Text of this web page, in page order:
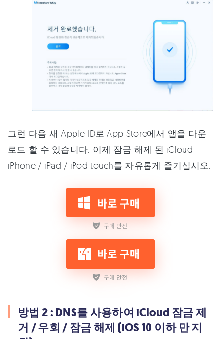
그런 다음 새 Apple ID로 App Store에서 앱을 다운
로드 할 수 있습니다. 이제 잠금 해제 된 iCloud
iPhone / iPad / iPod touch를 자유롭게 즐기십시오.
방법 2 : DNS를 사용하여 iCloud 잠금 제
거 / 우회 / 잠금 해제 (iOS 10 이하 만 지